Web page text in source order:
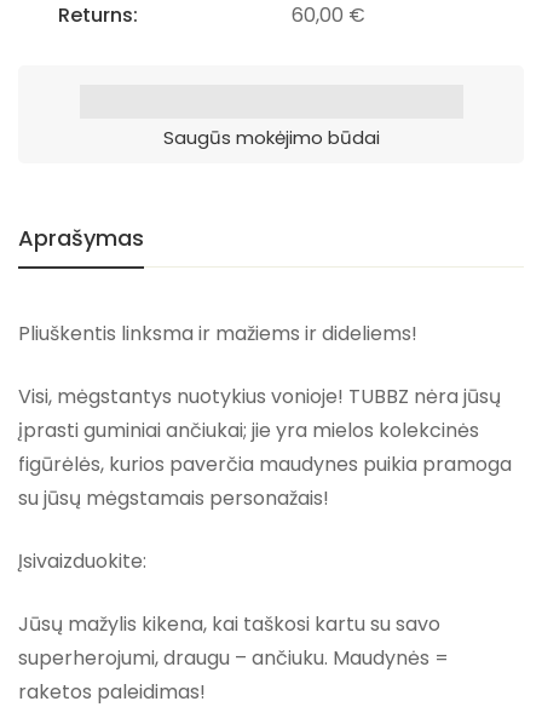
Returns:
60,00 €
Saugūs mokėjimo būdai
Aprašymas
Pliuškentis linksma ir mažiems ir dideliems!
Visi, mėgstantys nuotykius vonioje! TUBBZ nėra jūsų
įprasti guminiai ančiukai; jie yra mielos kolekcinės
figūrėlės, kurios paverčia maudynes puikia pramoga
su jūsų mėgstamais personažais!
Įsivaizduokite:
Jūsų mažylis kikena, kai taškosi kartu su savo
superherojumi, draugu – ančiuku. Maudynės =
raketos paleidimas!